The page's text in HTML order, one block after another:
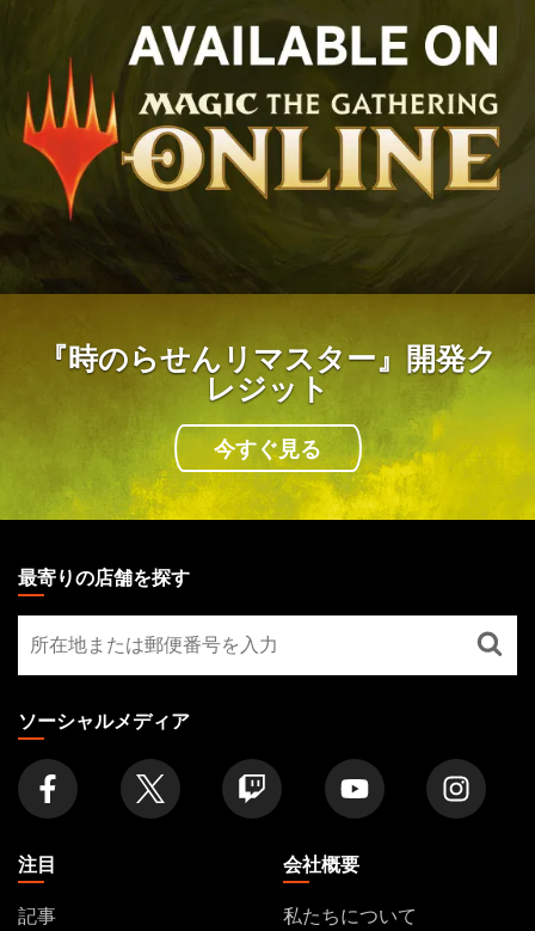
GRAPHIC
『時のらせんリマスター』開発ク
レジット
今すぐ見る
THE
GATHERING
FOOTER
最寄りの店舗を探す
寄
り
の
店
舗
を
探
ソーシャルメディア
注目
記事
会社概要
私たちについて